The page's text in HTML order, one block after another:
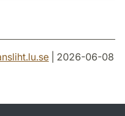
.se | 2026-06-08